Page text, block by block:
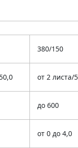
380/150
от 2 листа/
до 600
от 0 до 4,0